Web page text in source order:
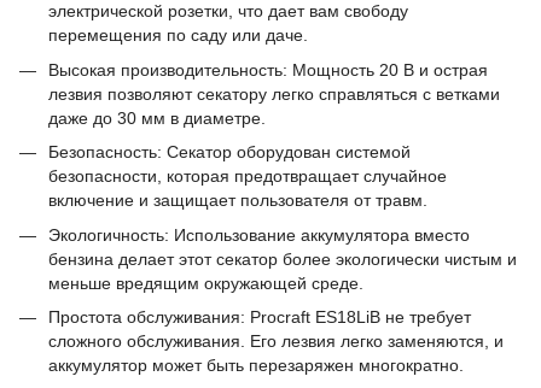
электрической розетки, что дает вам свободу
перемещения по саду или даче.
Высокая производительность: Мощность 20 В и острая
лезвия позволяют секатору легко справляться с ветками
даже до 30 мм в диаметре.
Безопасность: Секатор оборудован системой
безопасности, которая предотвращает случайное
включение и защищает пользователя от травм.
Экологичность: Использование аккумулятора вместо
бензина делает этот секатор более экологически чистым и
меньше вредящим окружающей среде.
Простота обслуживания: Procraft ES18LiB не требует
сложного обслуживания. Его лезвия легко заменяются, и
аккумулятор может быть перезаряжен многократно.